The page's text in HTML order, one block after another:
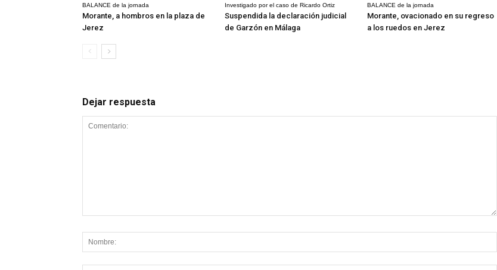
BALANCE de la jornada
Morante, a hombros en la plaza de
Jerez
Investigado por el caso de Ricardo Ortiz
Suspendida la declaración judicial
de Garzón en Málaga
BALANCE de la jornada
Morante, ovacionado en su regreso
a los ruedos en Jerez
Dejar respuesta